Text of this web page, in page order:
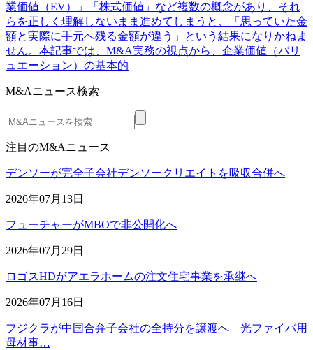
業価値（EV）」「株式価値」など複数の概念があり、それ
らを正しく理解しないまま進めてしまうと、「思っていた金
額と実際に手元へ残る金額が違う」という結果になりかねま
せん。本記事では、M&A実務の視点から、企業価値（バリ
ュエーション）の基本的
M&Aニュース検索
注目のM&Aニュース
デンソーが完全子会社デンソークリエイトを吸収合併へ
2026年07月13日
フューチャーがMBOで非公開化へ
2026年07月29日
ロゴスHDがアエラホームの注文住宅事業を承継へ
2026年07月16日
フジクラが中国合弁子会社の全持分を譲渡へ 光ファイバ用
母材事…